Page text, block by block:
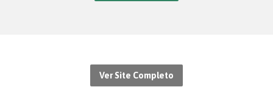
Ver Site Completo